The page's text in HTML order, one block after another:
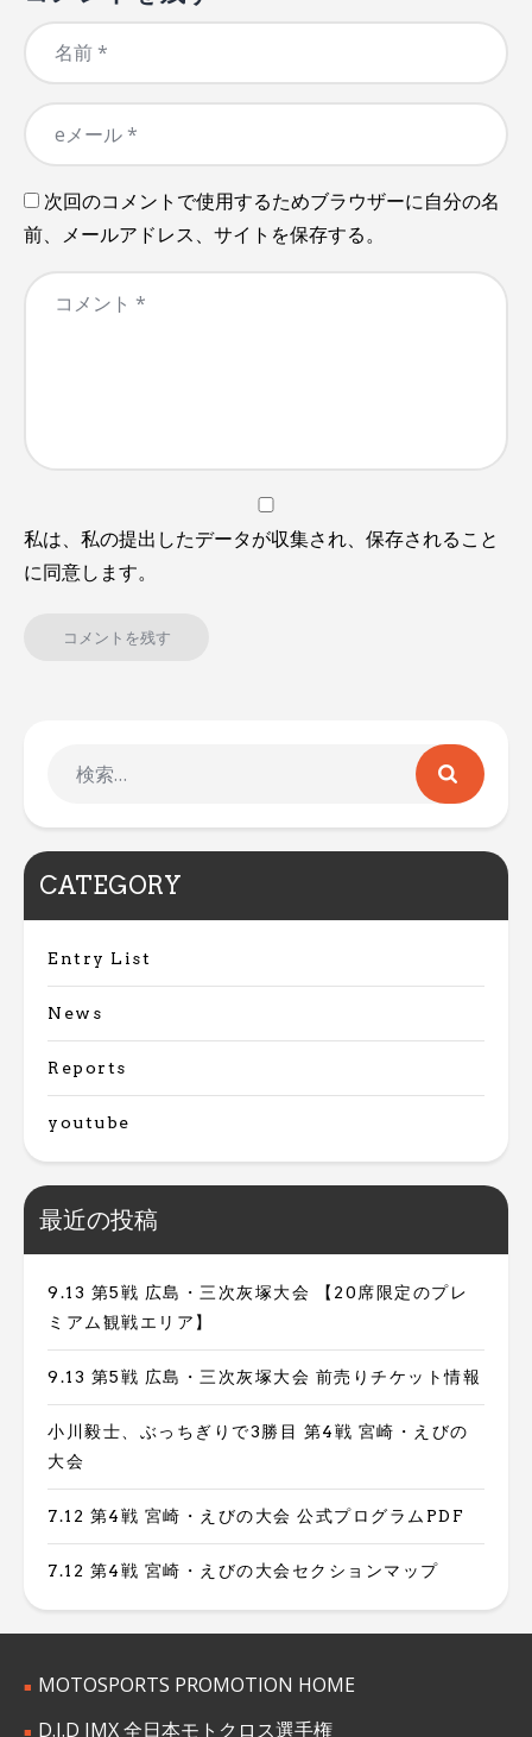
次回のコメントで使用するためブラウザーに自分の名
前、メールアドレス、サイトを保存する。
私は、私の提出したデータが収集され、保存されること
に同意します。
CATEGORY
Entry List
News
Reports
youtube
最近の投稿
9.13 第5戦 広島・三次灰塚大会 【20席限定のプレ
ミアム観戦エリア】
9.13 第5戦 広島・三次灰塚大会 前売りチケット情報
小川毅士、ぶっちぎりで3勝目 第4戦 宮崎・えびの
大会
7.12 第4戦 宮崎・えびの大会 公式プログラムPDF
7.12 第4戦 宮崎・えびの大会セクションマップ
MOTOSPORTS PROMOTION HOME
D.I.D JMX 全日本モトクロス選手権